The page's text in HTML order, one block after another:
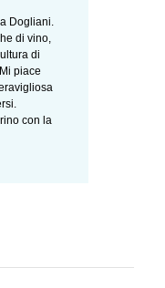
Dogliani.
di vino,
di
piace
con la